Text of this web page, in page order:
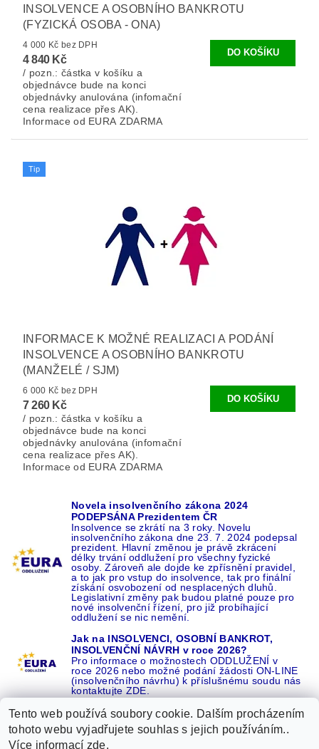
INSOLVENCE A OSOBNÍHO BANKROTU
(FYZICKÁ OSOBA - ONA)
4 000 Kč bez DPH
4 840 Kč
/ pozn.: částka v košíku a
objednávce bude na konci
objednávky anulována (infomační
cena realizace přes AK).
Informace od EURA ZDARMA
Tip
INFORMACE K MOŽNÉ REALIZACI A PODÁNÍ
INSOLVENCE A OSOBNÍHO BANKROTU
(MANŽELÉ / SJM)
6 000 Kč bez DPH
7 260 Kč
/ pozn.: částka v košíku a
objednávce bude na konci
objednávky anulována (infomační
cena realizace přes AK).
Informace od EURA ZDARMA
Novela insolvenčního zákona 2024
PODEPSÁNA Prezidentem ČR
Insolvence se zkrátí na 3 roky. Novelu
insolvenčního zákona dne 23. 7. 2024 podepsal
prezident. Hlavní změnou je právě zkrácení
délky trvání oddlužení pro všechny fyzické
osoby. Zároveň ale dojde ke zpřísnění pravidel,
a to jak pro vstup do insolvence, tak pro finální
získání osvobození od nesplacených dluhů.
Legislativní změny pak budou platné pouze pro
nové insolvenční řízení, pro již probíhající
oddlužení se nic nemění.
Jak na INSOLVENCI, OSOBNÍ BANKROT,
INSOLVENČNÍ NÁVRH v roce 2026?
Pro informace o možnostech ODDLUŽENÍ v
roce 2026 nebo možné podání žádosti ON-LINE
(insolvenčního návrhu) k příslušnému soudu nás
kontaktujte ZDE.
Tento web používá soubory cookie. Dalším procházením
tohoto webu vyjadřujete souhlas s jejich používáním..
Více informací zde.